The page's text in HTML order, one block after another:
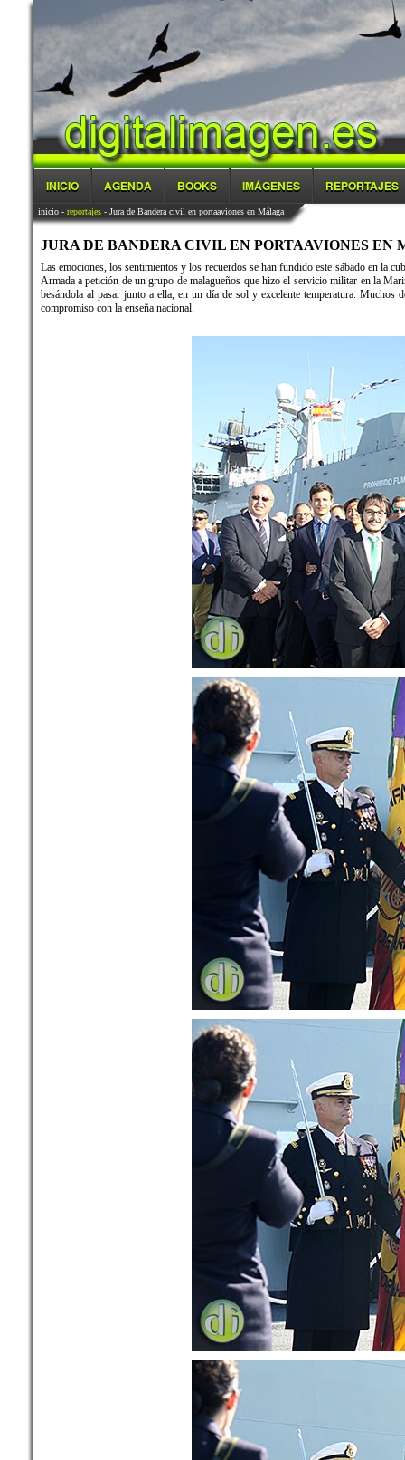
INICIO AGENDA BOOKS IMÁGENES REPORTAJES
inicio- reportajes- Jura de Bandera civil en portaaviones en Málaga
JURA DE BANDERA CIVIL EN PORTAAVIONES EN
Las emociones, los sentimientos y los recuerdos se han fundido este sábado en la
Armada a petición de un grupo de malagueños que hizo el servicio militar en la
besándola al pasar junto a ella, en un día de sol y excelente temperatura.
compromiso con la enseña nacional.